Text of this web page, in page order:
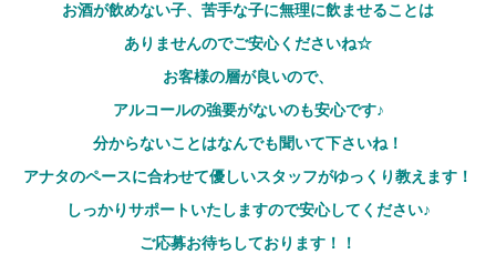
お酒が飲めない子、苦手な子に無理に飲ませることは
ありませんのでご安心くださいね☆
お客様の層が良いので、
アルコールの強要がないのも安心です♪
分からないことはなんでも聞いて下さいね！
アナタのペースに合わせて優しいスタッフがゆっくり教えます！
しっかりサポートいたしますので安心してください♪
ご応募お待ちしております！！